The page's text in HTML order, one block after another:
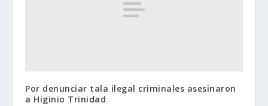
Por denunciar tala ilegal criminales asesinaron
a Higinio Trinidad